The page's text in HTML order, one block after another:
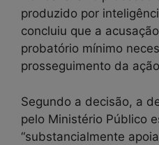
produzido por
concluiu que a
probatório mínimo
prosseguimento da
Segundo a decisão, a
pelo Ministério Público
“substancialmente